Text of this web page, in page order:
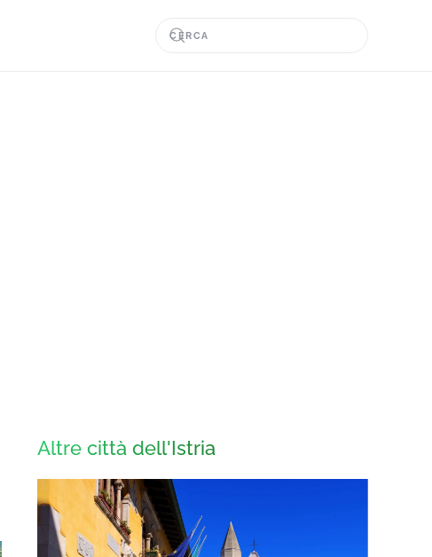
Altre città dell'Istria